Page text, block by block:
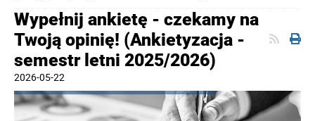
Wypełnij ankietę - czekamy na
Twoją opinię! (Ankietyzacja -
semestr letni 2025/2026)
2026-05-22